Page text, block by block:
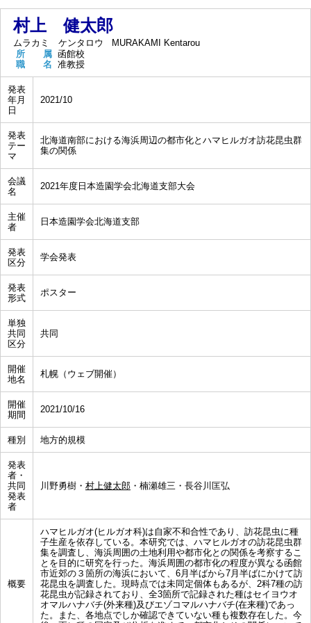
村上 健太郎
ムラカミ ケンタロウ
MURAKAMI Kentarou
所 属 函館校
職 名 准教授
発表
年月
日
2021/10
発表
テー
マ
北海道南部における海浜周辺の都市化とハマヒルガオ訪花昆虫群
集の関係
会議
名
2021年度日本造園学会北海道支部大会
主催
者
日本造園学会北海道支部
発表
区分
学会発表
発表
形式
ポスター
単独
共同
区分
共同
開催
地名
札幌（ウェブ開催）
開催
期間
2021/10/16
種別 地方的規模
発表
者・
共同
発表
者
川野勇樹・ 村上健太郎 ・楠瀬雄三・長谷川匡弘
概要
ハマヒルガオ(ヒルガオ科)は自家不和合性であり、訪花昆虫に種
子生産を依存している。本研究では、ハマヒルガオの訪花昆虫群
集を調査し、海浜周囲の土地利用や都市化との関係を考察するこ
とを目的に研究を行った。海浜周囲の都市化の程度が異なる函館
市近郊の３箇所の海浜において、6月半ばから7月半ばにかけて訪
花昆虫を調査した。現時点では未同定個体もあるが、2科7種の訪
花昆虫が記録されており、全3箇所で記録された種はセイヨウオ
オマルハナバチ(外来種)及びエゾコマルハナバチ(在来種)であっ
た。また、各地点でしか確認できていない種も複数存在した。今